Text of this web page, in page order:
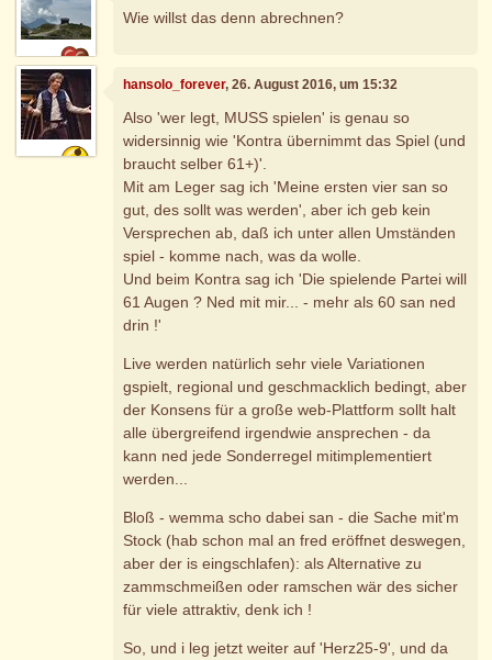
Wie willst das denn abrechnen?
hansolo_forever, 26. August 2016, um 15:32
Also 'wer legt, MUSS spielen' is genau so
widersinnig wie 'Kontra übernimmt das Spiel (und
braucht selber 61+)'.
Mit am Leger sag ich 'Meine ersten vier san so
gut, des sollt was werden', aber ich geb kein
Versprechen ab, daß ich unter allen Umständen
spiel - komme nach, was da wolle.
Und beim Kontra sag ich 'Die spielende Partei will
61 Augen ? Ned mit mir... - mehr als 60 san ned
drin !'
Live werden natürlich sehr viele Variationen
gspielt, regional und geschmacklich bedingt, aber
der Konsens für a große web-Plattform sollt halt
alle übergreifend irgendwie ansprechen - da
kann ned jede Sonderregel mitimplementiert
werden...
Bloß - wemma scho dabei san - die Sache mit'm
Stock (hab schon mal an fred eröffnet deswegen,
aber der is eingschlafen): als Alternative zu
zammschmeißen oder ramschen wär des sicher
für viele attraktiv, denk ich !
So, und i leg jetzt weiter auf 'Herz25-9', und da